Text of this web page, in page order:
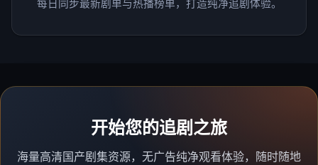
每日同步最新剧单与热播榜单，打造纯净追剧体验。
开始您的追剧之旅
海量高清国产剧集资源，无广告纯净观看体验，随时随地